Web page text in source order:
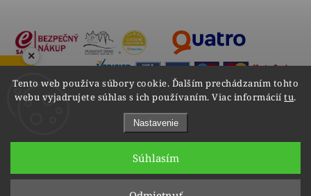
Tento web používa súbory cookie. Ďalším prechádzaním tohto
webu vyjadrujete súhlas s ich používaním. Viac informáciítu.
Nastavenie
Súhlasím
ZOBRAZIŤ RECENZIE
×